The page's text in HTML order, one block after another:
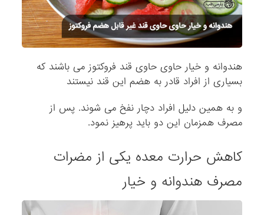
هندوانه و خیار حاوی حاوی قند فروکتوز می باشند که
بسیاری از افراد قادر به هضم این قند نیستند
و به همین دلیل افراد دچار نفخ می شوند. پس از
مصرف همزمان این دو باید پرهیز نمود.
کاهش حرارت معده یکی از مضرات
مصرف هندوانه و خیار